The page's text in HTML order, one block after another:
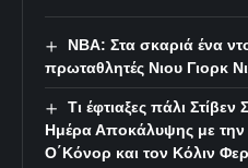
NBA: Στα σκαριά ένα
πρωταθλητές Νιου Γιορκ
Τι έφτιαξες πάλι
Ημέρα Αποκάλυψης με την
Ο΄Κόνορ και τον Κόλιν